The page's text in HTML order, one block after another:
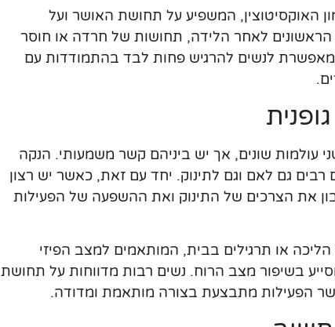
האוקסיטוצין, המשפיע על תחושת האושר ועל
הראשונים לאחר הלידה, תחושות של חרדה או חוסר
מאפשרת לנשים להרגיש פחות לבד בהתמודדות עם
עולמות שונים, אך יש ביניהם קשר משמעותי. הנקה
רבים גם לאם וגם לתינוק. יחד עם זאת, כאשר יש רצון
את הצרכים של התינוק ואת ההשפעה של הפעילות
או תרגילים בבית, המותאמים למצב הפיזי
בשיפור מצב הרוח. נשים רבות מדווחות על תחושת
הפעילות מתבצעת בצורה מותאמת ומדודה.